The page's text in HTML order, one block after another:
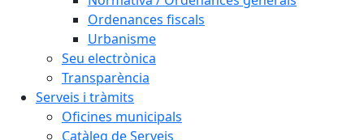
Ordenances fiscals
Urbanisme
Seu electrònica
Transparència
Serveis i tràmits
Oficines municipals
Catàleg de Serveis